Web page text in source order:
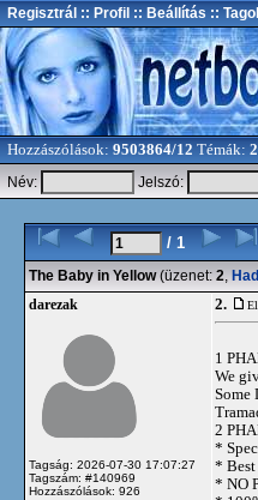
Regisztrál :: Profil :: Beállítás ::
Hozzászólások: 9503864/12 Témák:
Név:
Jelszó:
/ 1
The Baby in Yellow(üzenet: 2,
darezak
Tagság: 2026-07-30 17:07:27
Tagszám: #140969
Hozzászólások: 926
2.
1
We
Some
2
*
*
* NO